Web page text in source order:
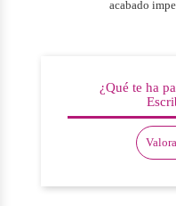
acabado
¿Qué te ha